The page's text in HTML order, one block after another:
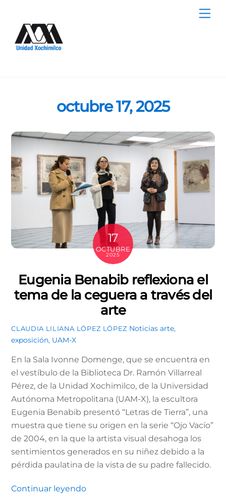
content
octubre 17, 2025
17
OCTUBRE
2025
Eugenia Benabib reflexiona el
tema de la ceguera a través del
arte
CLAUDIA LILIANA LÓPEZ LÓPEZ Noticias arte,
exposición, UAM-X
En la Sala Ivonne Domenge, que se encuentra en
el vestíbulo de la Biblioteca Dr. Ramón Villarreal
Pérez, de la Unidad Xochimilco, de la Universidad
Autónoma Metropolitana (UAM-X), la escultora
Eugenia Benabib presentó “Letras de Tierra”, una
muestra que tiene su origen en la serie “Ojo Vacío”
de 2004, en la que la artista visual desahoga los
sentimientos generados en su niñez debido a la
pérdida paulatina de la vista de su padre fallecido.
Continuar leyendo